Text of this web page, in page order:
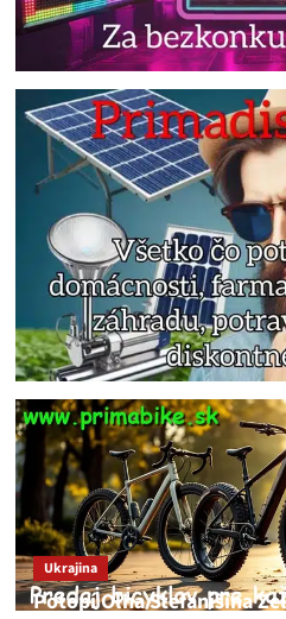
Ukrajina
Potopí Oľha Stefanišina